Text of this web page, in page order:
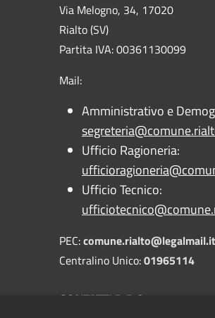
Via Melogno, 34, 17020
Rialto (SV)
Partita IVA: 00361130099
Mail:
Amministrativo e
Ufficio Ragioneria:
Ufficio Tecnico:
PEC:comune.rialto@legalmail.it
Centralino Unico:01965114
CONTATTI D.P.O.